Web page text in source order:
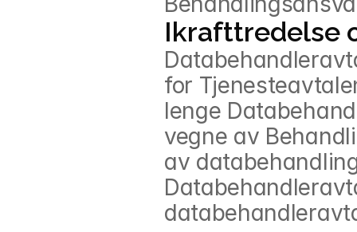
Ikrafttredelse
for
lenge
vegne av
av